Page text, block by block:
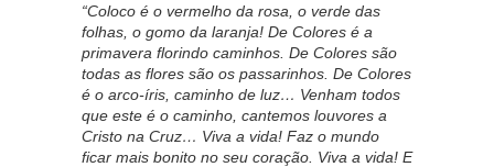
“Coloco é o vermelho da rosa, o verde das
folhas, o gomo da laranja! De Colores é a
primavera florindo caminhos. De Colores são
todas as flores são os passarinhos. De Colores
é o arco-íris, caminho de luz… Venham todos
que este é o caminho, cantemos louvores a
Cristo na Cruz… Viva a vida! Faz o mundo
ficar mais bonito no seu coração. Viva a vida! E